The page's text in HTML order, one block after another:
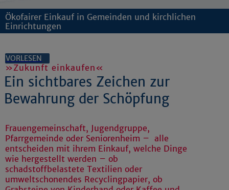
Ökofairer Einkauf in Gemeinden und kirchlichen
Einrichtungen
VORLESEN
»Zukunft einkaufen«
Ein sichtbares Zeichen zur
Bewahrung der Schöpfung
Frauengemeinschaft, Jugendgruppe,
Pfarrgemeinde oder Seniorenheim – alle
entscheiden mit ihrem Einkauf, welche Dinge
wie hergestellt werden – ob
schadstoffbelastete Textilien oder
umweltschonendes Recyclingpapier, ob